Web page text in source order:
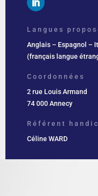
Langues
Anglais – Espagnol –
(français langue
Coordonnées
2 rue Louis Armand
74 000 Annecy
Référent
Céline WARD